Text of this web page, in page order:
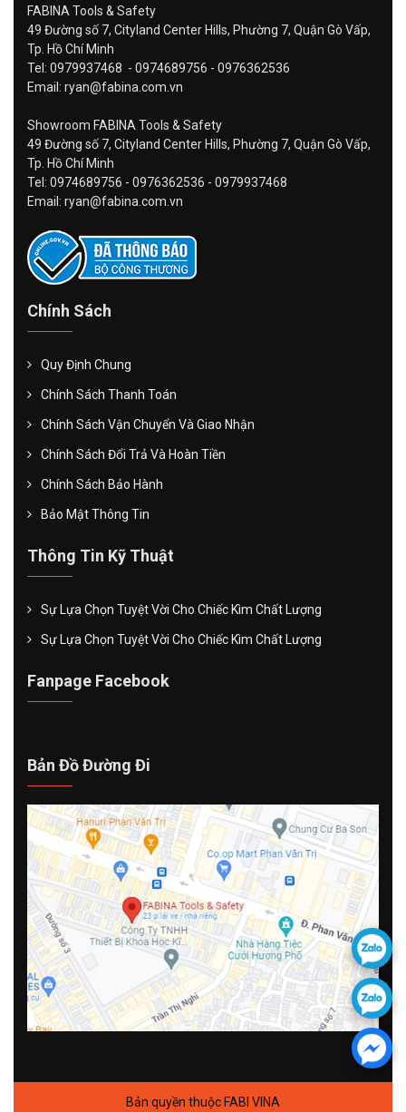
FABINA Tools & Safety
49 Đường số 7, Cityland Center Hills, Phường 7, Quận Gò Vấp,
Tp. Hồ Chí Minh
Tel: 0979937468 - 0974689756 - 0976362536
Email: ryan@fabina.com.vn
Showroom FABINA Tools & Safety
49 Đường số 7, Cityland Center Hills, Phường 7, Quận Gò Vấp,
Tp. Hồ Chí Minh
Tel: 0974689756 - 0976362536 - 0979937468
Email: ryan@fabina.com.vn
Chính Sách
Quy Định Chung
Chính Sách Thanh Toán
Chính Sách Vận Chuyển Và Giao Nhận
Chính Sách Đổi Trả Và Hoàn Tiền
Chính Sách Bảo Hành
Bảo Mật Thông Tin
Thông Tin Kỹ Thuật
Sự Lựa Chọn Tuyệt Vời Cho Chiếc Kìm Chất Lượng
Sự Lựa Chọn Tuyệt Vời Cho Chiếc Kìm Chất Lượng
Fanpage Facebook
Bản Đồ Đường Đi
Bản quyền thuộc FABI VINA